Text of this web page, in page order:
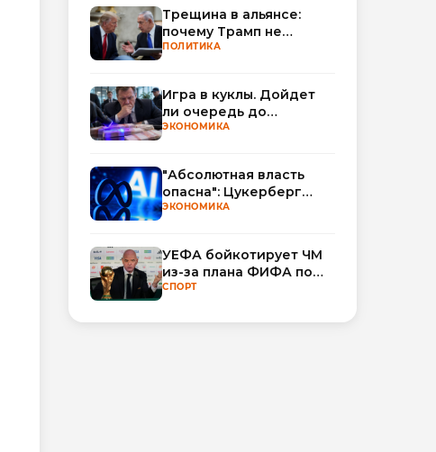
Трещина в альянсе:
почему Трамп не
поверил Нетаньяху по
ПОЛИТИКА
Игра в куклы. Дойдет
ли очередь до
Миллера?
ЭКОНОМИКА
"Абсолютная власть
опасна": Цукерберг
резко критикует OpenAI
ЭКОНОМИКА
УЕФА бойкотирует ЧМ
из-за плана ФИФА по
привлечению частных
СПОРТ